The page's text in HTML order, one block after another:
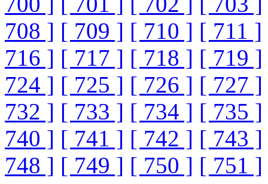
708 ] [ 709 ] [ 710 ] [ 711 ]
716 ] [ 717 ] [ 718 ] [ 719 ]
724 ] [ 725 ] [ 726 ] [ 727 ]
732 ] [ 733 ] [ 734 ] [ 735 ]
740 ] [ 741 ] [ 742 ] [ 743 ]
748 ] [ 749 ] [ 750 ] [ 751 ]